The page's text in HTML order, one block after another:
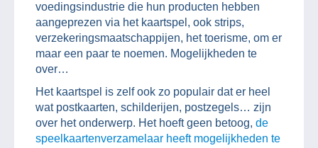
voedingsindustrie die hun producten hebben
aangeprezen via het kaartspel, ook strips,
verzekeringsmaatschappijen, het toerisme, om er
maar een paar te noemen. Mogelijkheden te
over…
Het kaartspel is zelf ook zo populair dat er heel
wat postkaarten, schilderijen, postzegels… zijn
over het onderwerp. Het hoeft geen betoog, de
speelkaartenverzamelaar heeft mogelijkheden te